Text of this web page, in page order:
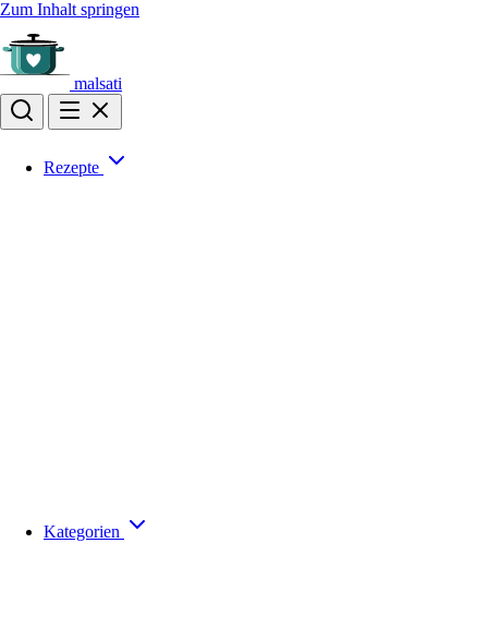
Zum Inhalt springen
malsati
Rezepte
Kategorien